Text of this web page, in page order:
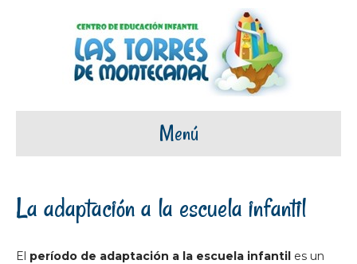
Menú
La adaptación a la escuela infantil
El período de adaptación a la escuela infantil es un